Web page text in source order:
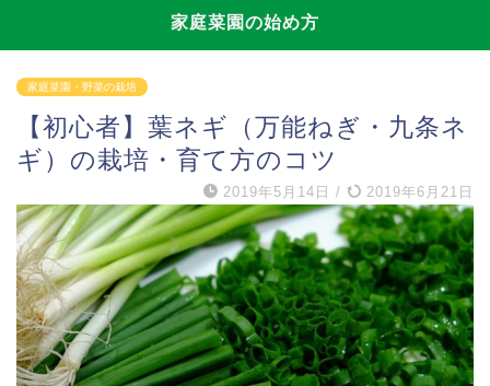
家庭菜園の始め方
家庭菜園・野菜の栽培
【初心者】葉ネギ（万能ねぎ・九条ネ
ギ）の栽培・育て方のコツ
2019年5月14日 / 2019年6月21日